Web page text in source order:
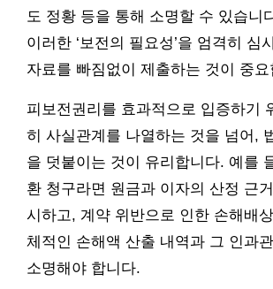
도 정황 등을 통해 소명할 수 있습니
이러한 ‘보전의 필요성’을 엄격히 심
자료를 빠짐없이 제출하는 것이 중요
피보전권리를 효과적으로 입증하기
히 사실관계를 나열하는 것을 넘어,
을 덧붙이는 것이 유리합니다. 예를
환 청구라면 원금과 이자의 산정 근
시하고, 계약 위반으로 인한 손해배
체적인 손해액 산출 내역과 그 인과
소명해야 합니다.